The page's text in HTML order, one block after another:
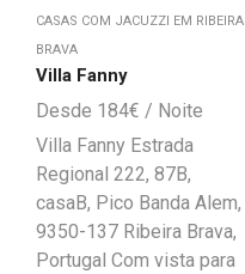
CASAS COM JACUZZI EM RIBEIRA
BRAVA
Villa Fanny
184€
Villa Fanny Estrada
Regional 222, 87B,
casaB, Pico Banda Alem,
9350-137 Ribeira Brava,
Portugal Com vista para